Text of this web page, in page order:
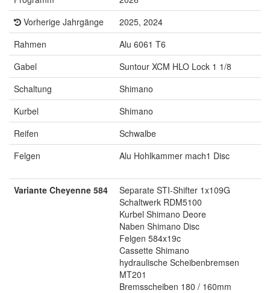
Vorherige Jahrgänge
2025, 2024
Rahmen
Alu 6061 T6
Gabel
Suntour XCM HLO Lock 1 1/8
Schaltung
Shimano
Kurbel
Shimano
Reifen
Schwalbe
Felgen
Alu Hohlkammer mach1 Disc
Variante Cheyenne 584
Separate STI-Shifter 1x109G
Schaltwerk RDM5100
Kurbel Shimano Deore
Naben Shimano Disc
Felgen 584x19c
Cassette Shimano
hydraulische Scheibenbremsen
MT201
Bremsscheiben 180 / 160mm